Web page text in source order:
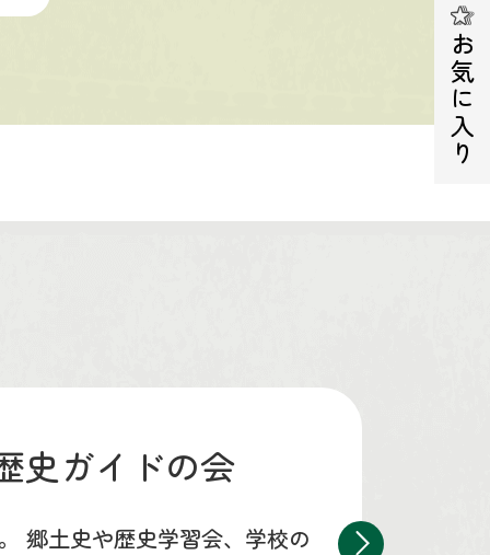
お気に入り
史ガイドの会
郷土史や歴史学習会、学校の